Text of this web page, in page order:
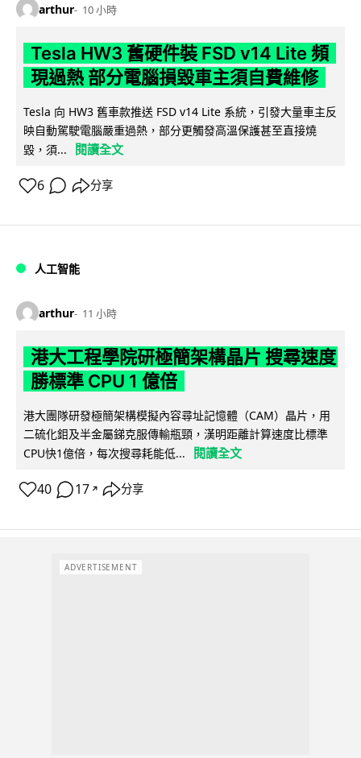
arthur 10 小時
Tesla HW3 舊硬件裝 FSD v14 Lite 頻
現過熱 部分電腦損毀車主須自費維修
Tesla 向 HW3 舊車款推送 FSD v14 Lite 系統，引發大量車主反
映自動駕駛電腦嚴重過熱，部分更觸發高溫保護甚至直接燒
毀，須...
閱讀全文
6 分享
人工智能
arthur 11 小時
港大工程學院研極簡架構晶片 搜尋速度
勝標準 CPU 1 億倍
港大團隊研發極簡架構模擬內容尋址記憶體（CAM）晶片，用
二硫化鉬及半金屬銻克服傳輸瓶頸，漢明距離計算速度比標準
CPU快1億倍，每次搜尋耗能低...
閱讀全文
40 17 ↗ 分享
ADVERTISEMENT